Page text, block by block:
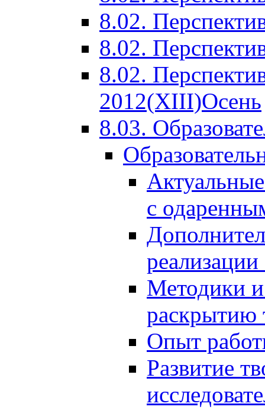
8.02.
8.02.
8.02.
2012(XIII)Осень
8.03.
с
Методики
раскрытию
Опыт
Развитие